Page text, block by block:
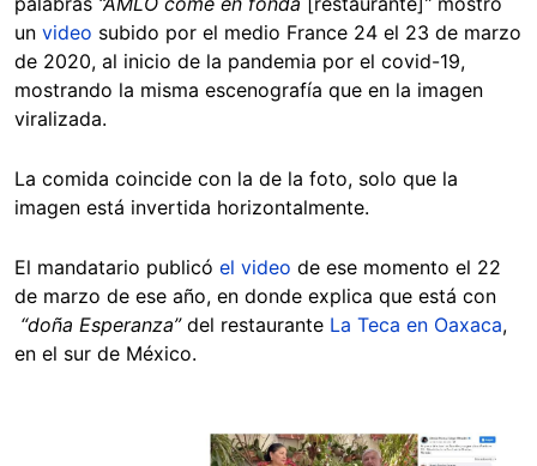
un video subido por el medio France 24 el 23 de marzo
de 2020, al inicio de la pandemia por el covid-19,
mostrando la misma escenografía que en la imagen
viralizada.
La comida coincide con la de la foto, solo que la
imagen está invertida horizontalmente.
El mandatario publicó el video de ese momento el 22
de marzo de ese año, en donde explica que está con
“doña Esperanza”del restaurante La Teca en Oaxaca,
en el sur de México.